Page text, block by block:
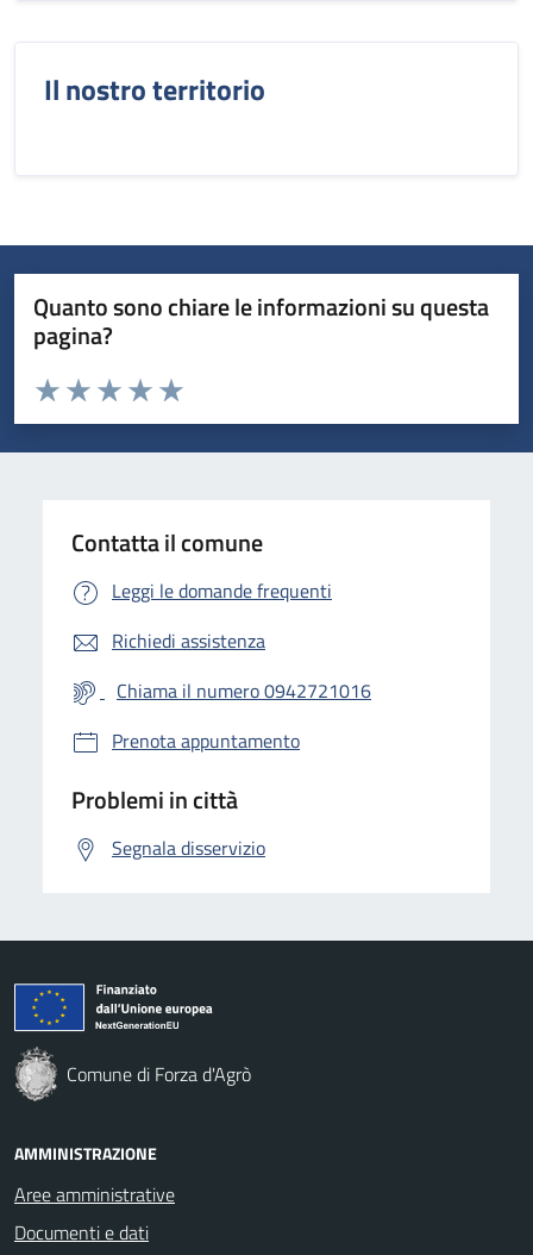
Il nostro territorio
Quanto sono chiare le informazioni su questa
pagina?
Valuta da 1 a 5 stelle la pagina
Valuta 5 stelle su 5
Valuta 4 stelle su 5
Valuta 3 stelle su 5
Valuta 2 stelle su 5
Valuta 1 stelle su 5
Contatta il comune
Leggi le domande frequenti
Richiedi assistenza
Chiama il numero 0942721016
Prenota appuntamento
Problemi in città
Segnala disservizio
Comune di Forza d'Agrò
AMMINISTRAZIONE
Aree amministrative
Documenti e dati